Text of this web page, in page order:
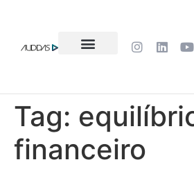
Tag:
financeiro